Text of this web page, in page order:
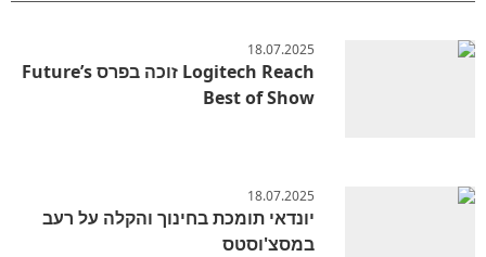
18.07.2025
Logitech Reach זוכה בפרס Future’s
Best of Show
18.07.2025
יונדאי תומכת בחינוך והקלה על רעב
במסצ'וסטס